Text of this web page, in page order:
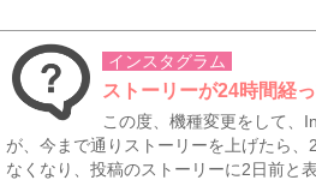
インスタグラム
ストーリーが24時間経
この度、機種変更をして、
が、今まで通りストーリーを上げたら、
なくなり、投稿のストーリーに2日前と